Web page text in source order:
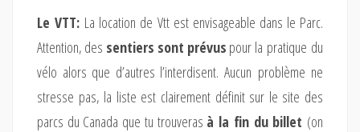
Le VTT: La location de Vtt est envisageable dans le Parc.
Attention, des sentiers sont prévus pour la pratique du
vélo alors que d’autres l’interdisent. Aucun problème ne
stresse pas, la liste est clairement définit sur le site des
parcs du Canada que tu trouveras à la fin du billet (on